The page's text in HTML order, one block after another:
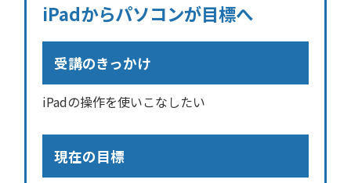
iPadからパソコンが目標へ
受講のきっかけ
iPadの操作を使いこなしたい
現在の目標